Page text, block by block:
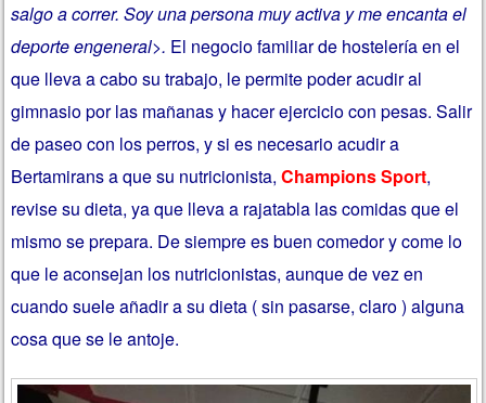
salgo a correr. Soy una persona muy activa y me encanta el
deporte engeneral>. El negocio familiar de hostelería en el
que lleva a cabo su trabajo, le permite poder acudir al
gimnasio por las mañanas y hacer ejercicio con pesas. Salir
de paseo con los perros, y si es necesario acudir a
Bertamirans a que su nutricionista,Champions Sport,
revise su dieta, ya que lleva a rajatabla las comidas que el
mismo se prepara. De siempre es buen comedor y come lo
que le aconsejan los nutricionistas, aunque de vez en
cuando suele añadir a su dieta ( sin pasarse, claro ) alguna
cosa que se le antoje.